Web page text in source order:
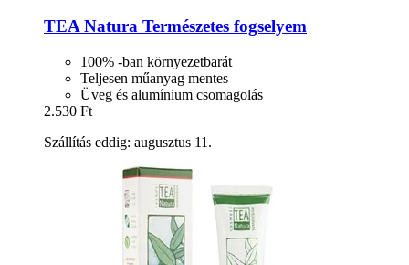
TEA Natura Természetes fogselyem
100% -ban környezetbarát
Teljesen műanyag mentes
Üveg és alumínium csomagolás
2.530 Ft
Szállítás eddig: augusztus 11.